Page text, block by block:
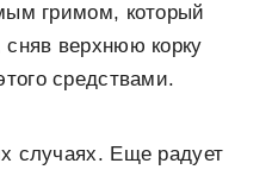
гримом, который
верхнюю корку
средствами.
случаях. Еще радует